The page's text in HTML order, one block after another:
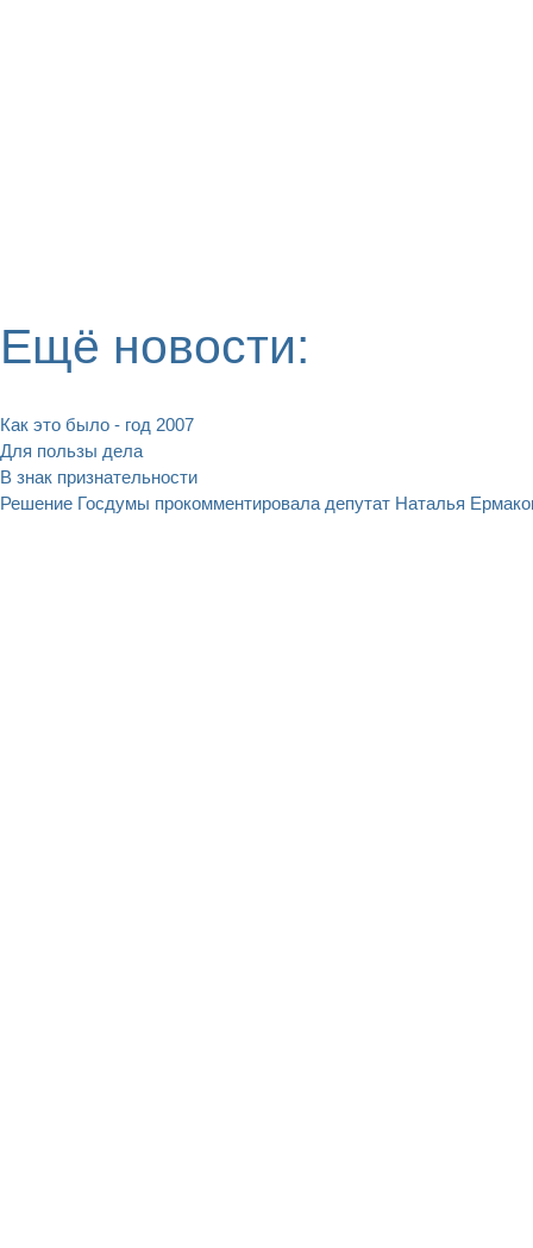
Ещё новости:
Как это было - год 2007
Для пользы дела
В знак признательности
Решение Госдумы прокомментировала депутат Наталья